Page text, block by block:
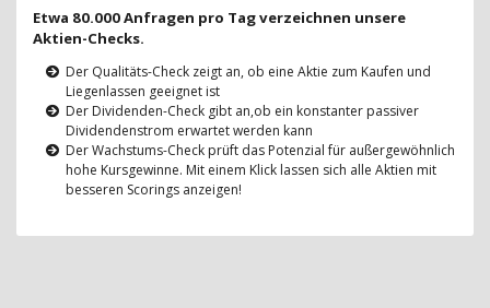
Etwa 80.000 Anfragen pro Tag verzeichnen unsere
Aktien-Checks.
Der Qualitäts-Check zeigt an, ob eine Aktie zum Kaufen und
Liegenlassen geeignet ist
Der Dividenden-Check gibt an,ob ein konstanter passiver
Dividendenstrom erwartet werden kann
Der Wachstums-Check prüft das Potenzial für außergewöhnlich
hohe Kursgewinne. Mit einem Klick lassen sich alle Aktien mit
besseren Scorings anzeigen!